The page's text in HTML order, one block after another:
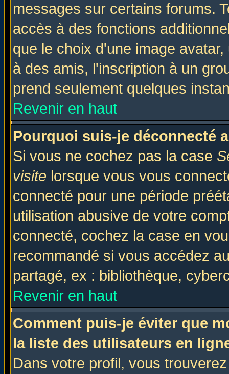
messages sur certains forums.
accès à des fonctions
que le choix d'une image
à des amis, l'inscription à un
prend seulement quelques
Revenir en haut
Pourquoi suis-je déconnecté
Si vous ne cochez pas la case
visite lorsque vous vous
connecté pour une période
utilisation abusive de votre
connecté, cochez la case en
recommandé si vous accédez
partagé, ex : bibliothèque,
Revenir en haut
Comment puis-je éviter que
la liste des utilisateurs en
Dans votre profil, vous